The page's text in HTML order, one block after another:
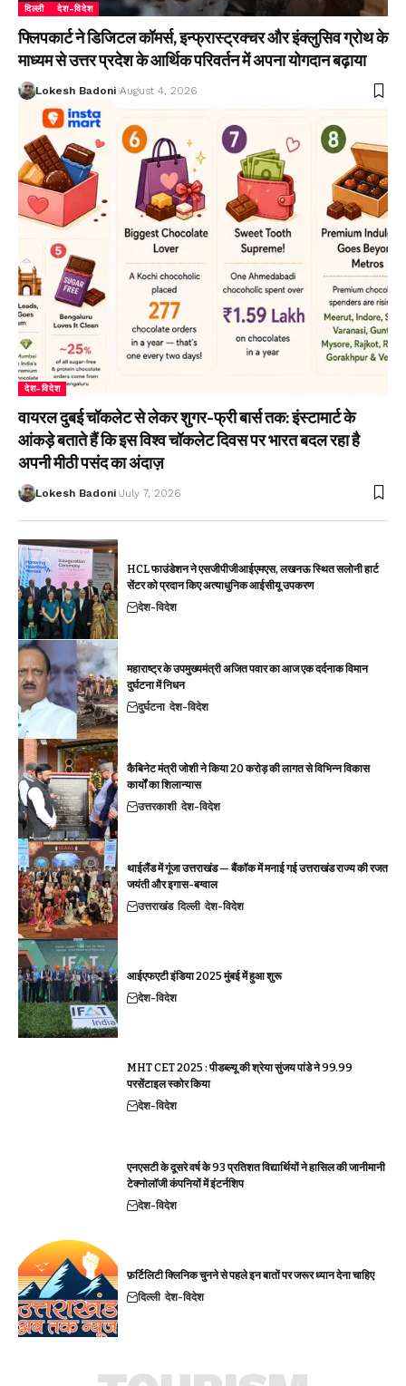
दिल्ली देश-विदेश
फ्लिपकार्ट ने डिजिटल कॉमर्स, इन्फ्रास्ट्रक्चर और इंक्लुसिव ग्रोथ के
माध्यम से उत्तर प्रदेश के आर्थिक परिवर्तन में अपना योगदान बढ़ाया
Lokesh Badoni August 4, 2026
देश-विदेश
वायरल दुबई चॉकलेट से लेकर शुगर-फ्री बार्स तक: इंस्टामार्ट के
आंकड़े बताते हैं कि इस विश्व चॉकलेट दिवस पर भारत बदल रहा है
अपनी मीठी पसंद का अंदाज़
Lokesh Badoni July 7, 2026
HCL फाउंडेशन ने एसजीपीजीआईएमएस, लखनऊ स्थित सलोनी हार्ट
सेंटर को प्रदान किए अत्याधुनिक आईसीयू उपकरण
देश-विदेश
महाराष्ट्र के उपमुख्यमंत्री अजित पवार का आज एक दर्दनाक विमान
दुर्घटना में निधन
दुर्घटना देश-विदेश
कैबिनेट मंत्री जोशी ने किया 20 करोड़ की लागत से विभिन्न विकास
कार्यों का शिलान्यास
उत्तरकाशी देश-विदेश
थाईलैंड में गूंजा उत्तराखंड — बैंकॉक में मनाई गई उत्तराखंड राज्य की रजत
जयंती और इगास-बग्वाल
उत्तराखंड दिल्ली देश-विदेश
आईएफएटी इंडिया 2025 मुंबई में हुआ शुरू
देश-विदेश
MHT CET 2025 : पीडब्ल्यू की श्रेया सुंजय पांडे ने 99.99
परसेंटाइल स्कोर किया
देश-विदेश
एनएसटी के दूसरे वर्ष के 93 प्रतिशत विद्यार्थियों ने हासिल की जानीमानी
टेक्नोलॉजी कंपनियों में इंटर्नशिप
देश-विदेश
फ़र्टिलिटी क्लिनिक चुनने से पहले इन बातों पर जरूर ध्यान देना चाहिए
दिल्ली देश-विदेश